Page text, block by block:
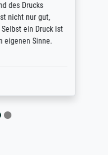
des Drucks
nicht nur gut,
ein Druck ist
eigenen Sinne.